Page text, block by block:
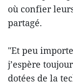
où confier
partagé.
"Et peu
j’espère
dotées de la